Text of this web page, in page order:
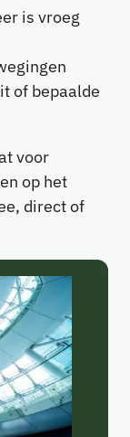
is vroeg
of bepaalde
voor
op het
direct of